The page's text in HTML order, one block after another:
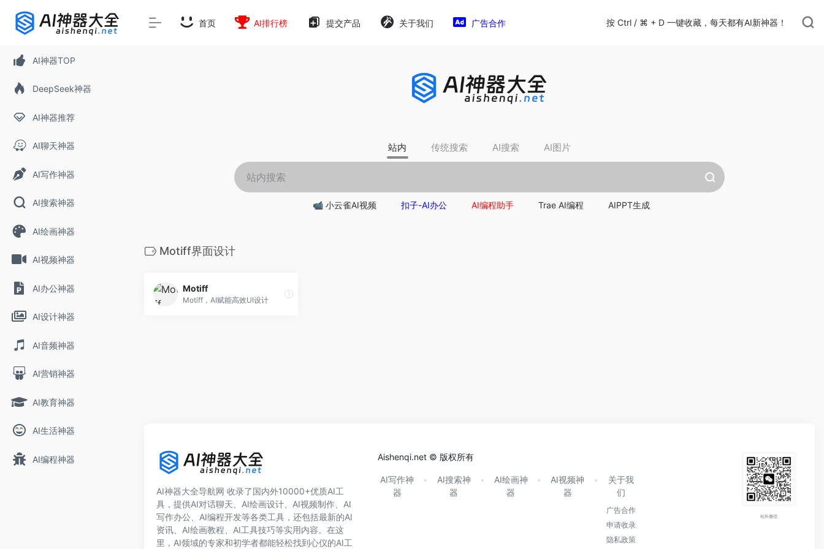
AI神器TOP
DeepSeek神器
AI神器推荐
AI聊天神器
AI写作神器
AI搜索神器
AI绘画神器
AI视频神器
AI办公神器
AI设计神器
AI音频神器
AI营销神器
AI教育神器
AI生活神器
AI编程神器
首页 AI排行榜 提交产品 关于我们 广告合作 按 Ctrl / ⌘ + D 一键收藏，每天都有AI新神器！
站内 传统搜索 AI搜索 AI图片
📹 小云雀AI视频 扣子-AI办公 AI编程助手 Trae AI编程 AIPPT生成
Motiff界面设计
Motiff
Motiff，AI赋能高效UI设计
AI神器大全导航网 收录了国内外10000+优质AI工
具，提供AI对话聊天、AI绘画设计、AI视频制作、AI
写作办公、AI编程开发等各类工具，还包括最新的AI
资讯、AI绘画教程、AI工具技巧等实用内容。在这
里，AI领域的专家和初学者都能轻松找到心仪的AI工
Aishenqi.net © 版权所有
AI写作神
器
AI搜索神
器
AI绘画神
器
AI视频神
器
关于我
们
广告合作
申请收录
隐私政策
站长微信